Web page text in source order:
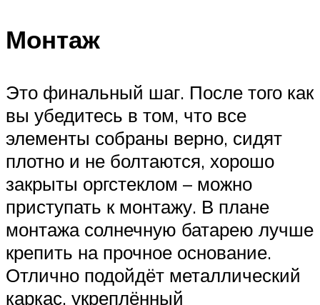
Монтаж
Это финальный шаг. После того как
вы убедитесь в том, что все
элементы собраны верно, сидят
плотно и не болтаются, хорошо
закрыты оргстеклом – можно
приступать к монтажу. В плане
монтажа солнечную батарею лучше
крепить на прочное основание.
Отлично подойдёт металлический
каркас, укреплённый